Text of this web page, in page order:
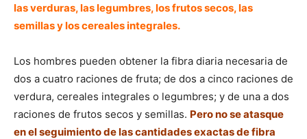
las verduras, las legumbres, los frutos secos, las
semillas y los cereales integrales.
Los hombres pueden obtener la fibra diaria necesaria de
dos a cuatro raciones de fruta; de dos a cinco raciones de
verdura, cereales integrales o legumbres; y de una a dos
raciones de frutos secos y semillas. Pero no se atasque
en el seguimiento de las cantidades exactas de fibra